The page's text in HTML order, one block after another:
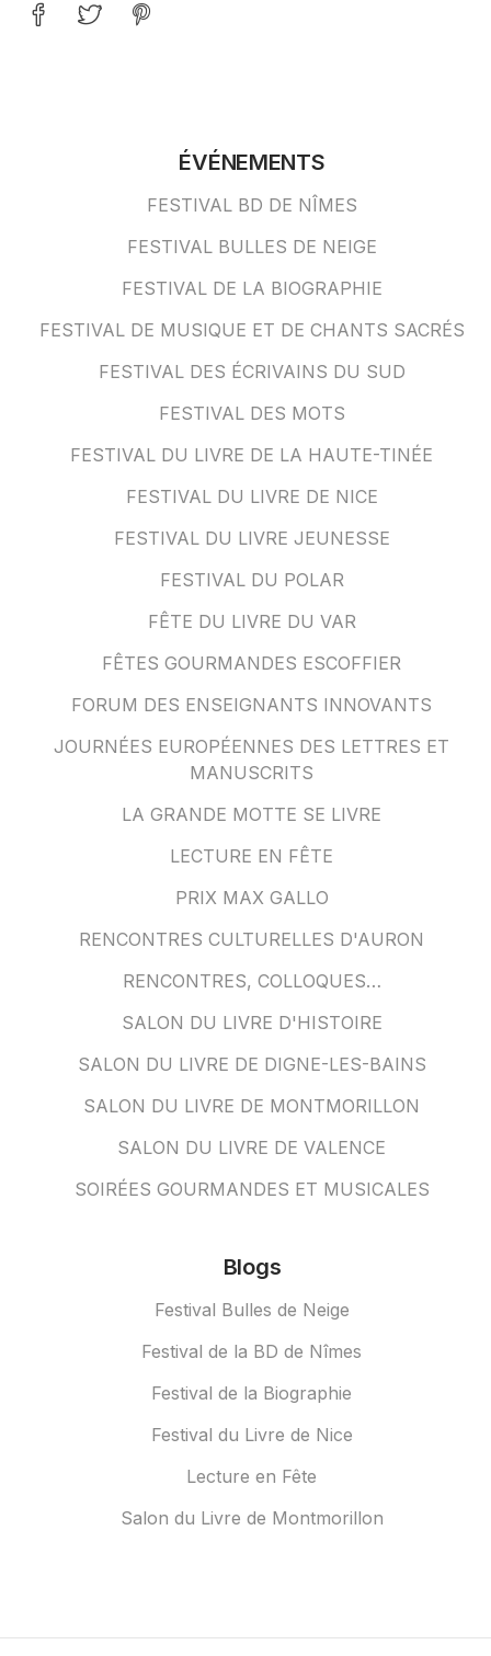
ÉVÉNEMENTS
FESTIVAL BD DE NÎMES
FESTIVAL BULLES DE NEIGE
FESTIVAL DE LA BIOGRAPHIE
FESTIVAL DE MUSIQUE ET DE CHANTS SACRÉS
FESTIVAL DES ÉCRIVAINS DU SUD
FESTIVAL DES MOTS
FESTIVAL DU LIVRE DE LA HAUTE-TINÉE
FESTIVAL DU LIVRE DE NICE
FESTIVAL DU LIVRE JEUNESSE
FESTIVAL DU POLAR
FÊTE DU LIVRE DU VAR
FÊTES GOURMANDES ESCOFFIER
FORUM DES ENSEIGNANTS INNOVANTS
JOURNÉES EUROPÉENNES DES LETTRES ET
MANUSCRITS
LA GRANDE MOTTE SE LIVRE
LECTURE EN FÊTE
PRIX MAX GALLO
RENCONTRES CULTURELLES D'AURON
RENCONTRES, COLLOQUES…
SALON DU LIVRE D'HISTOIRE
SALON DU LIVRE DE DIGNE-LES-BAINS
SALON DU LIVRE DE MONTMORILLON
SALON DU LIVRE DE VALENCE
SOIRÉES GOURMANDES ET MUSICALES
Blogs
Festival Bulles de Neige
Festival de la BD de Nîmes
Festival de la Biographie
Festival du Livre de Nice
Lecture en Fête
Salon du Livre de Montmorillon